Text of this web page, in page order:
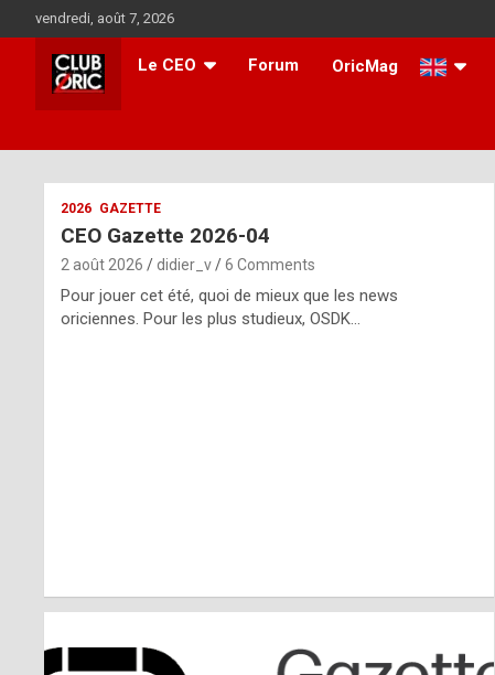
to
content
vendredi, août 7, 2026
Le CEO Forum OricMag
2026 GAZETTE
CEO Gazette 2026-04
2 août 2026 didier_v 6 Comments
Pour jouer cet été, quoi de mieux que les news
oriciennes. Pour les plus studieux, OSDK…